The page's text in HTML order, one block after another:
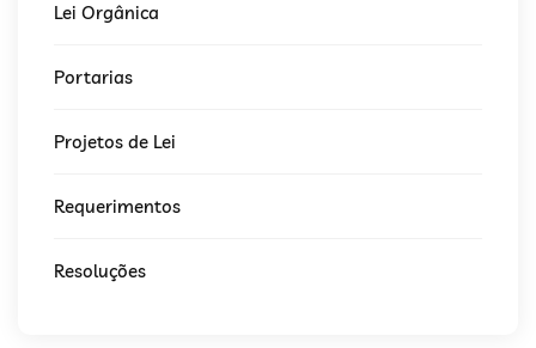
Lei Orgânica
Portarias
Projetos de Lei
Requerimentos
Resoluções